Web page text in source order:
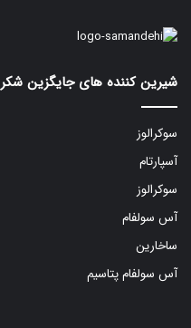
شیرین کننده های جایگزین شکر
سوکرالوز
آسپارتام
سوکرالوز
آس سولفام
ساخارین
آس سولفام پتاسیم